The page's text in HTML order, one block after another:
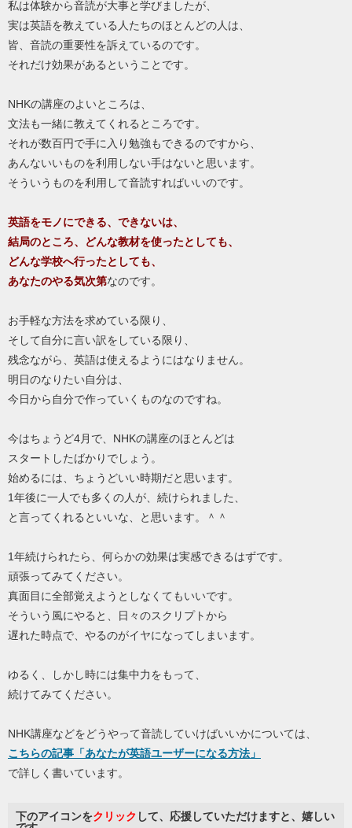
私は体験から音読が大事と学びましたが、
実は英語を教えている人たちのほとんどの人は、
皆、音読の重要性を訴えているのです。
それだけ効果があるということです。
NHKの講座のよいところは、
文法も一緒に教えてくれるところです。
それが数百円で手に入り勉強もできるのですから、
あんないいものを利用しない手はないと思います。
そういうものを利用して音読すればいいのです。
英語をモノにできる、できないは、
結局のところ、どんな教材を使ったとしても、
どんな学校へ行ったとしても、
あなたのやる気次第なのです。
お手軽な方法を求めている限り、
そして自分に言い訳をしている限り、
残念ながら、英語は使えるようにはなりません。
明日のなりたい自分は、
今日から自分で作っていくものなのですね。
今はちょうど4月で、NHKの講座のほとんどは
スタートしたばかりでしょう。
始めるには、ちょうどいい時期だと思います。
1年後に一人でも多くの人が、続けられました、
と言ってくれるといいな、と思います。＾＾
1年続けられたら、何らかの効果は実感できるはずです。
頑張ってみてください。
真面目に全部覚えようとしなくてもいいです。
そういう風にやると、日々のスクリプトから
遅れた時点で、やるのがイヤになってしまいます。
ゆるく、しかし時には集中力をもって、
続けてみてください。
NHK講座などをどうやって音読していけばいいかについては、
こちらの記事「あなたが英語ユーザーになる方法」
で詳しく書いています。
下のアイコンをクリック して、応援していただけますと、嬉しい